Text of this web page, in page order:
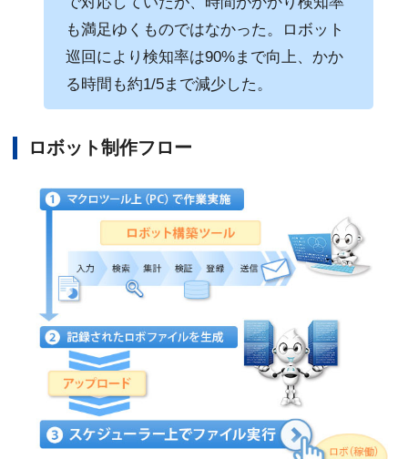
も満足ゆくものではなかった。ロボット
巡回により検知率は90%まで向上、かか
る時間も約1/5まで減少した。
ロボット制作フロー